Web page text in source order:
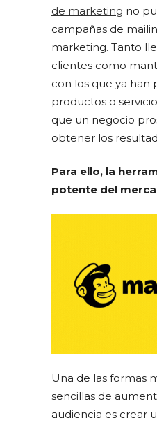
de marketing no
campañas de
marketing. Tanto
clientes como
con los que ya han
productos o
que un negocio
obtener los
Para ello, la
potente del
Una de las formas
sencillas de
audiencia es crear